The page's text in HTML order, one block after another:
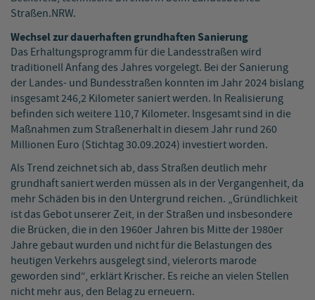
Straßen.NRW.
Wechsel zur dauerhaften grundhaften Sanierung
Das Erhaltungsprogramm für die Landesstraßen wird
traditionell Anfang des Jahres vorgelegt. Bei der Sanierung
der Landes- und Bundesstraßen konnten im Jahr 2024 bislang
insgesamt 246,2 Kilometer saniert werden. In Realisierung
befinden sich weitere 110,7 Kilometer. Insgesamt sind in die
Maßnahmen zum Straßenerhalt in diesem Jahr rund 260
Millionen Euro (Stichtag 30.09.2024) investiert worden.
Als Trend zeichnet sich ab, dass Straßen deutlich mehr
grundhaft saniert werden müssen als in der Vergangenheit, da
mehr Schäden bis in den Untergrund reichen. „Gründlichkeit
ist das Gebot unserer Zeit, in der Straßen und insbesondere
die Brücken, die in den 1960er Jahren bis Mitte der 1980er
Jahre gebaut wurden und nicht für die Belastungen des
heutigen Verkehrs ausgelegt sind, vielerorts marode
geworden sind“, erklärt Krischer. Es reiche an vielen Stellen
nicht mehr aus, den Belag zu erneuern.